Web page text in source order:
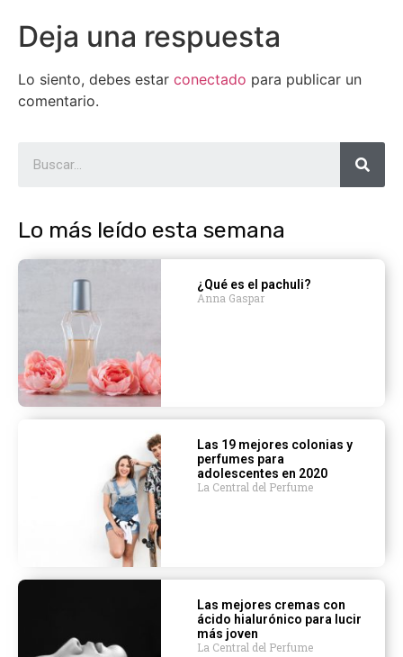
Deja una respuesta
Lo siento, debes estar conectado para publicar un
comentario.
Lo más leído esta semana
¿Qué es el pachuli?
Anna Gaspar
Las 19 mejores colonias y
perfumes para
adolescentes en 2020
La Central del Perfume
Las mejores cremas con
ácido hialurónico para lucir
más joven
La Central del Perfume